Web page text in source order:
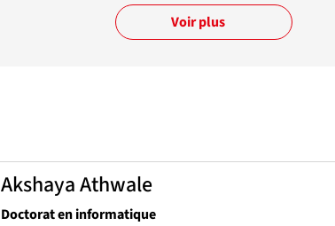
Voir plus
Akshaya Athwale
Doctorat en informatique